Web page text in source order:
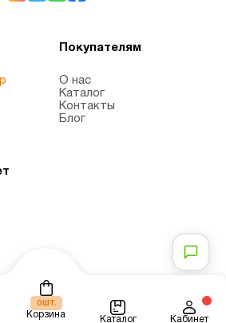
0шт.
Корзина
Каталог Кабинет
Покупателям
О нас
Каталог
Контакты
Блог